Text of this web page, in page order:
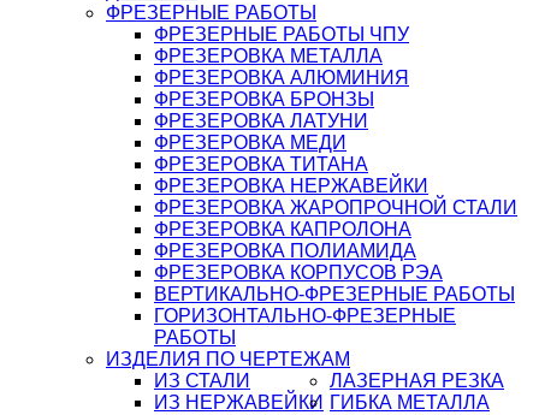
ФРЕЗЕРНЫЕ РАБОТЫ
ФРЕЗЕРНЫЕ РАБОТЫ ЧПУ
ФРЕЗЕРОВКА МЕТАЛЛА
ФРЕЗЕРОВКА АЛЮМИНИЯ
ФРЕЗЕРОВКА БРОНЗЫ
ФРЕЗЕРОВКА ЛАТУНИ
ФРЕЗЕРОВКА МЕДИ
ФРЕЗЕРОВКА ТИТАНА
ФРЕЗЕРОВКА НЕРЖАВЕЙКИ
ФРЕЗЕРОВКА ЖАРОПРОЧНОЙ СТАЛИ
ФРЕЗЕРОВКА КАПРОЛОНА
ФРЕЗЕРОВКА ПОЛИАМИДА
ФРЕЗЕРОВКА КОРПУСОВ РЭА
ВЕРТИКАЛЬНО-ФРЕЗЕРНЫЕ РАБОТЫ
ГОРИЗОНТАЛЬНО-ФРЕЗЕРНЫЕ
РАБОТЫ
ИЗДЕЛИЯ ПО ЧЕРТЕЖАМ
ИЗ СТАЛИ
ИЗ НЕРЖАВЕЙКИ
ЛАЗЕРНАЯ РЕЗКА
ГИБКА МЕТАЛЛА